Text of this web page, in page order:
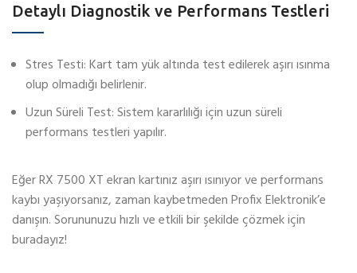
Detaylı Diagnostik ve Performans Testleri
Stres Testi: Kart tam yük altında test edilerek aşırı ısınma
olup olmadığı belirlenir.
Uzun Süreli Test: Sistem kararlılığı için uzun süreli
performans testleri yapılır.
Eğer RX 7500 XT ekran kartınız aşırı ısınıyor ve performans
kaybı yaşıyorsanız, zaman kaybetmeden Profix Elektronik’e
danışın. Sorununuzu hızlı ve etkili bir şekilde çözmek için
buradayız!